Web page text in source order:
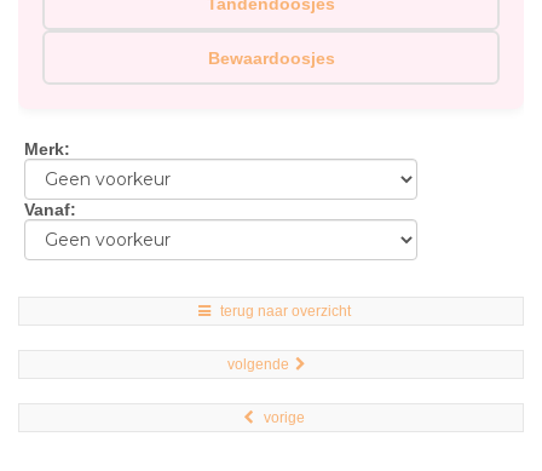
Bewaardoosjes
Merk:
Vanaf:
terug naar overzicht
volgende
vorige